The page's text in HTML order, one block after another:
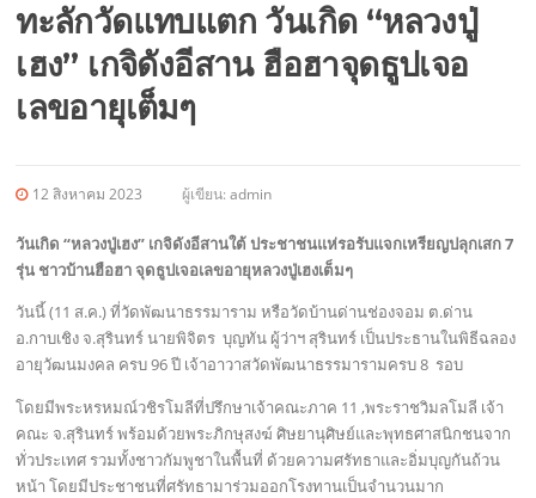
ทะลักวัดแทบแตก วันเกิด “หลวงปู่
เฮง” เกจิดังอีสาน ฮือฮาจุดธูปเจอ
เลขอายุเต็มๆ
12 สิงหาคม 2023 ผู้เขียน:admin
วันเกิด “หลวงปู่เฮง” เกจิดังอีสานใต้ ประชาชนแห่รอรับแจกเหรียญปลุกเสก 7
รุ่น ชาวบ้านฮือฮา จุดธูปเจอเลขอายุหลวงปู่เฮงเต็มๆ
วันนี้ (11 ส.ค.) ที่วัดพัฒนาธรรมาราม หรือวัดบ้านด่านช่องจอม ต.ด่าน
อ.กาบเชิง จ.สุรินทร์ นายพิจิตร บุญทัน ผู้ว่าฯ สุรินทร์ เป็นประธานในพิธีฉลอง
อายุวัฒนมงคล ครบ 96 ปี เจ้าอาวาสวัดพัฒนาธรรมารามครบ 8 รอบ
โดยมีพระหรหมณ์วชิรโมลีที่ปรึกษาเจ้าคณะภาค 11 ,พระราชวิมลโมลี เจ้า
คณะ จ.สุรินทร์ พร้อมด้วยพระภิกษุสงฆ์ ศิษยานุศิษย์และพุทธศาสนิกชนจาก
ทั่วประเทศ รวมทั้งชาวกัมพูชาในพื้นที่ ด้วยความศรัทธาและอิ่มบุญกันถ้วน
หน้า โดยมีประชาชนที่ศรัทธามาร่วมออกโรงทานเป็นจำนวนมาก